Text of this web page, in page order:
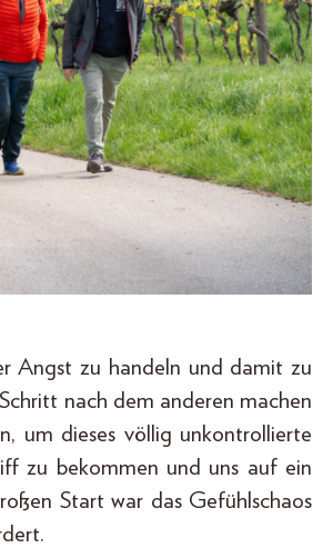
Angst zu handeln und damit zu
nach dem anderen machen
um dieses völlig unkontrollierte
zu bekommen und uns auf ein
Start war das Gefühlschaos